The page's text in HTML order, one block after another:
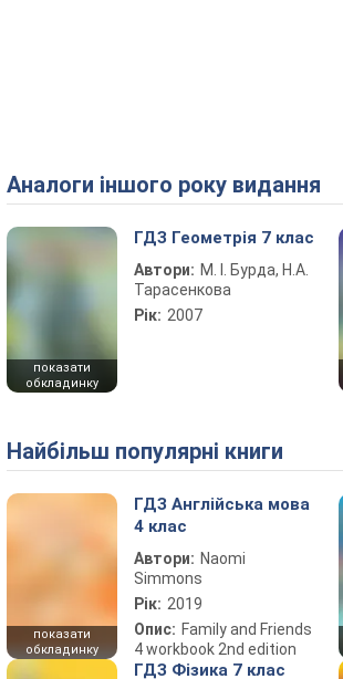
Аналоги іншого року видання
показати
обкладинку
ГДЗ Геометрія 7 клас
Автори: М. І. Бурда, Н.А.
Тарасенкова
Рік: 2007
Найбільш популярні книги
показати
обкладинку
ГДЗ Англійська мова
4 клас
Автори: Naomi
Simmons
Рік: 2019
Опис: Family and Friends
4 workbook 2nd edition
ГДЗ Фізика 7 клас